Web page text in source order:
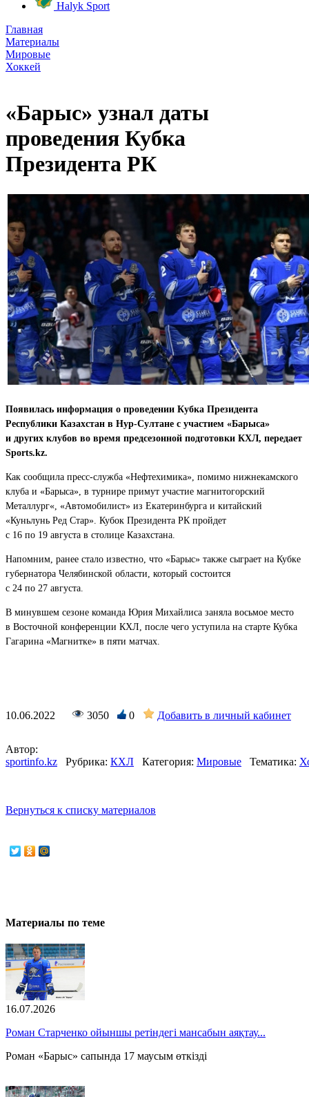
Halyk Sport
Главная
Материалы
Мировые
Хоккей
«Барыс» узнал даты
проведения Кубка
Президента РК
Появилась информация о проведении Кубка Президента
Республики Казахстан в Нур-Султане с участием «Барыса»
и других клубов во время предсезонной подготовки КХЛ, передает
Sports.kz.
Как сообщила пресс-служба «Нефтехимика», помимо нижнекамского
клуба и «Барыса», в турнире примут участие магнитогорский
Металлург«, «Автомобилист» из Екатеринбурга и китайский
«Куньлунь Ред Стар». Кубок Президента РК пройдет
с 16 по 19 августа в столице Казахстана.
Напомним, ранее стало известно, что «Барыс» также сыграет на Кубке
губернатора Челябинской области, который состоится
с 24 по 27 августа.
В минувшем сезоне команда Юрия Михайлиса заняла восьмое место
в Восточной конференции КХЛ, после чего уступила на старте Кубка
Гагарина «Магнитке» в пяти матчах.
10.06.2022 3050 0 Добавить в личный кабинет
Автор:
sportinfo.kz
Рубрика: КХЛ Категория: Мировые Тематика:
Вернуться к списку материалов
Материалы по теме
16.07.2026
Роман Старченко ойыншы ретіндегі мансабын аяқтау...
Роман «Барыс» сапында 17 маусым өткізді